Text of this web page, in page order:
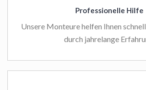
Professionelle Hilfe
Unsere Monteure helfen Ihnen
durch jahrelange